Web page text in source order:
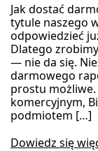
Jak dostać
tytule naszego
odpowiedzieć
Dlatego
— nie da się.
darmowego
prostu
komercyjnym,
podmiotem […]
Dowiedz się